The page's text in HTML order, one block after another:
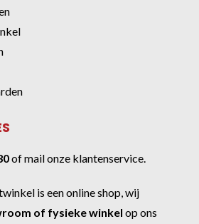
ofmail onze klantenservice
is een online shop, wij
of fysieke winkel op ons